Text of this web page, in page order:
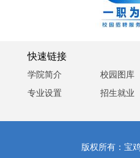
快速链接
学院简介 校园图库
专业设置
招生就业
版权所有：宝